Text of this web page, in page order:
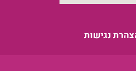
נגישות